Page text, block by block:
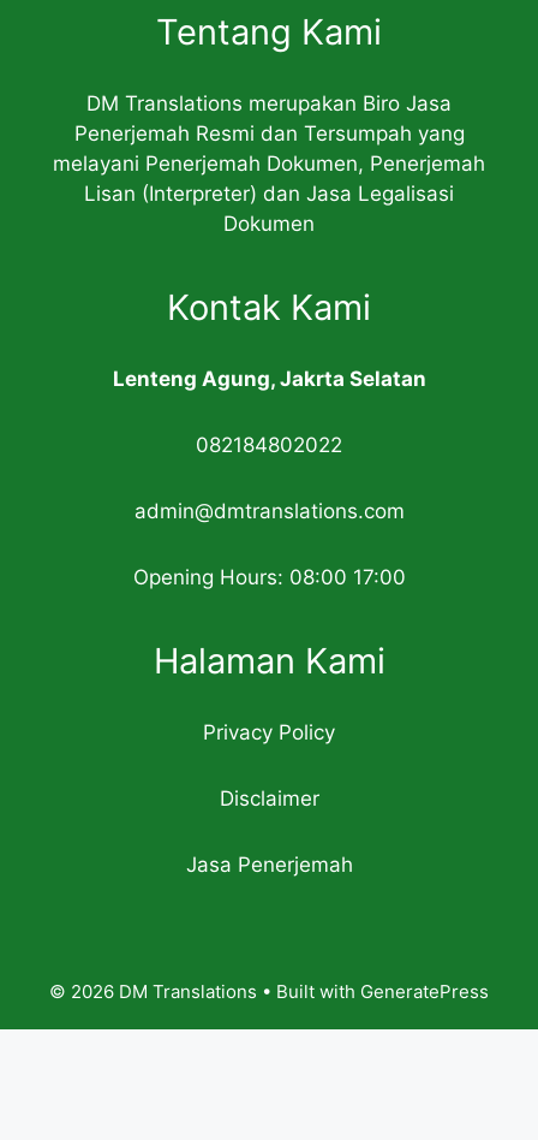
Tentang Kami
DM Translations merupakan Biro Jasa
Penerjemah Resmi dan Tersumpah yang
melayani Penerjemah Dokumen, Penerjemah
Lisan (Interpreter) dan Jasa Legalisasi
Dokumen
Kontak Kami
Lenteng Agung, Jakrta Selatan
082184802022
admin@dmtranslations.com
Opening Hours: 08:00 17:00
Halaman Kami
Privacy Policy
Disclaimer
Jasa Penerjemah
© 2026 DM Translations • Built with GeneratePress